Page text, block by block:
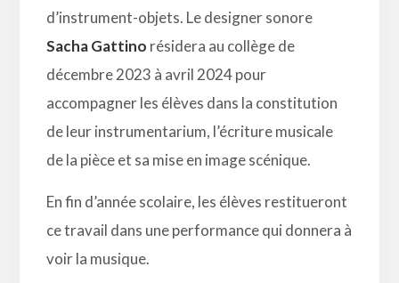
d’instrument-objets. Le designer sonore
Sacha Gattino résidera au collège de
décembre 2023 à avril 2024 pour
accompagner les élèves dans la constitution
de leur instrumentarium, l’écriture musicale
de la pièce et sa mise en image scénique.
En fin d’année scolaire, les élèves restitueront
ce travail dans une performance qui donnera à
voir la musique.